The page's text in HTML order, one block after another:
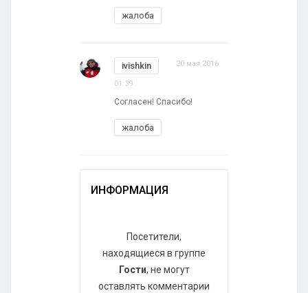
жалоба
ivishkin 20 мая 2016
01:39
Согласен! Спасибо!
жалоба
ИНФОРМАЦИЯ
Посетители,
находящиеся в группе
Гости, не могут
оставлять комментарии